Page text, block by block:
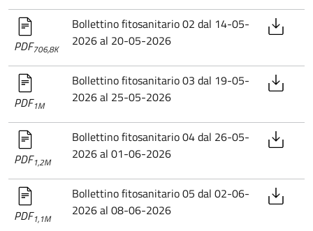
PDF706,8K
Bollettino fitosanitario 02 dal 14-05-
2026 al 20-05-2026
PDF1M
Bollettino fitosanitario 03 dal 19-05-
2026 al 25-05-2026
PDF1,2M
Bollettino fitosanitario 04 dal 26-05-
2026 al 01-06-2026
PDF1,1M
Bollettino fitosanitario 05 dal 02-06-
2026 al 08-06-2026